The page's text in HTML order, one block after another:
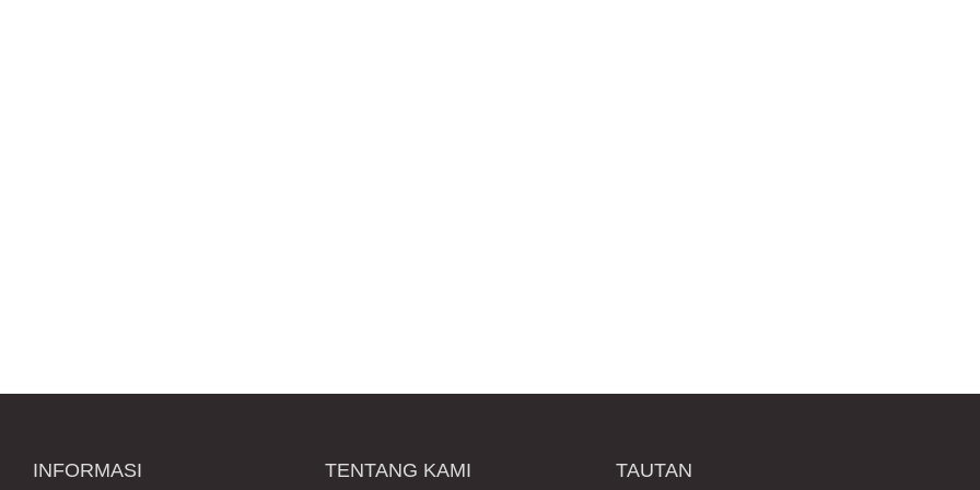
INFORMASI TENTANG KAMI TAUTAN